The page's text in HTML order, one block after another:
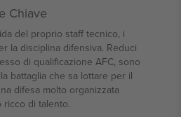
Chiave
del proprio staff tecnico, i
la disciplina difensiva. Reduci
di qualificazione AFC, sono
battaglia che sa lottare per il
difesa molto organizzata
di talento.